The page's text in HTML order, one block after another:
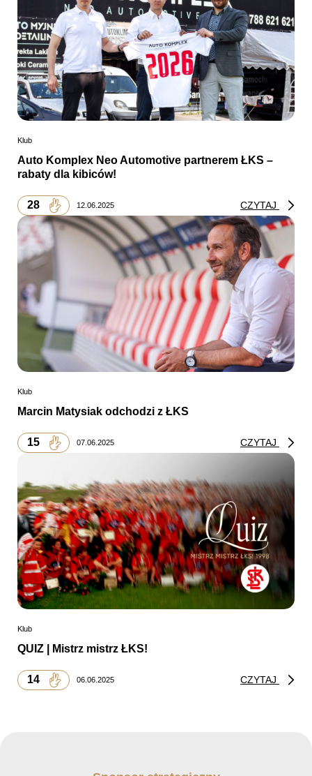
Klub
Auto Komplex Neo Automotive partnerem ŁKS –
rabaty dla kibiców!
28 12.06.2025 CZYTAJ
Klub
Marcin Matysiak odchodzi z ŁKS
15 07.06.2025 CZYTAJ
Klub
QUIZ | Mistrz mistrz ŁKS!
14 06.06.2025 CZYTAJ